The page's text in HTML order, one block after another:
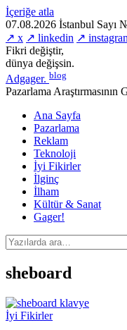
İçeriğe atla
07.08.2026 İstanbul Sayı
↗ x ↗ linkedin ↗
Fikri değiştir,
dünya değişsin.
Adgager. blog
Pazarlama Araştırmasının
Ana Sayfa
Pazarlama
Reklam
Teknoloji
İyi Fikirler
İlginç
İlham
Kültür & Sanat
Gager!
sheboard
İyi Fikirler